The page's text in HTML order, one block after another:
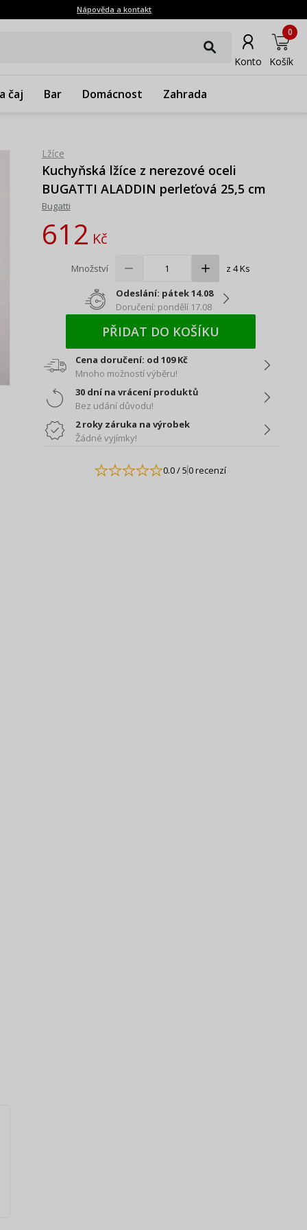
Nápověda a kontakt
Konto Košík
0
čaj Bar Domácnost Zahrada
Lžíce
Kuchyňská lžíce z nerezové oceli
BUGATTI ALADDIN perleťová 25,5 cm
Bugatti
612Kč
Množství z 4 Ks
Odeslání: pátek 14.08
Doručení: pondělí 17.08
PŘIDAT DO KOŠÍKU
Cena doručení: od 109 Kč
Mnoho možností výběru!
30 dní na vrácení produktů
Bez udání důvodu!
2 roky záruka na výrobek
Žádné vyjímky!
0.0/ 50 recenzí